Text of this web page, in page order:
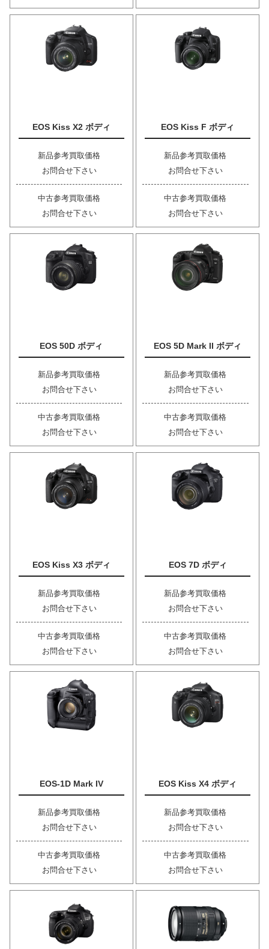
EOS Kiss X2 ボディ
新品参考買取価格
お問合せ下さい
中古参考買取価格
お問合せ下さい
EOS Kiss F ボディ
新品参考買取価格
お問合せ下さい
中古参考買取価格
お問合せ下さい
EOS 50D ボディ
新品参考買取価格
お問合せ下さい
中古参考買取価格
お問合せ下さい
EOS 5D Mark II ボディ
新品参考買取価格
お問合せ下さい
中古参考買取価格
お問合せ下さい
EOS Kiss X3 ボディ
新品参考買取価格
お問合せ下さい
中古参考買取価格
お問合せ下さい
EOS 7D ボディ
新品参考買取価格
お問合せ下さい
中古参考買取価格
お問合せ下さい
EOS-1D Mark IV
新品参考買取価格
お問合せ下さい
中古参考買取価格
お問合せ下さい
EOS Kiss X4 ボディ
新品参考買取価格
お問合せ下さい
中古参考買取価格
お問合せ下さい